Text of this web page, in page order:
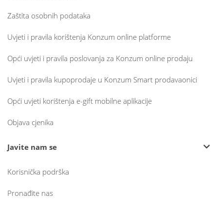
Zaštita osobnih podataka
Uvjeti i pravila korištenja Konzum online platforme
Opći uvjeti i pravila poslovanja za Konzum online prodaju
Uvjeti i pravila kupoprodaje u Konzum Smart prodavaonici
Opći uvjeti korištenja e-gift mobilne aplikacije
Objava cjenika
Javite nam se
Korisnička podrška
Pronađite nas